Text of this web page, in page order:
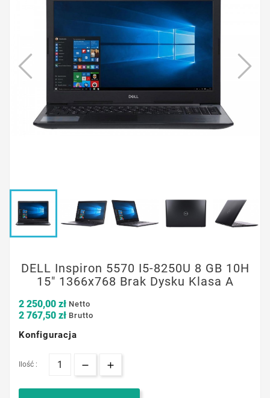
DELL Inspiron 5570 I5-8250U 8 GB 10H
15" 1366x768 Brak Dysku Klasa A
2 250,00 zł Netto
2 767,50 zł Brutto
Konfiguracja
Ilość :